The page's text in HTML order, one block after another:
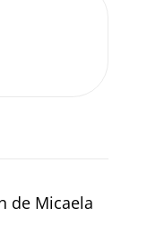
de Micaela